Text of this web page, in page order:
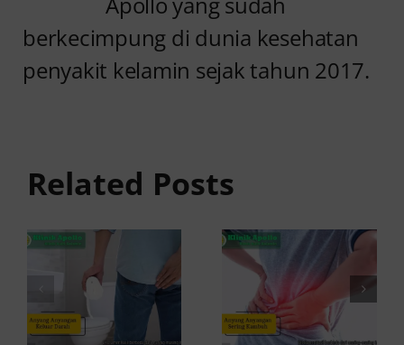
berkecimpung di dunia kesehatan
penyakit kelamin sejak tahun 2017.
Related Posts
Anyang
Darah:
Penyebab
dan Kapan
ke Dokter
Kambuh
dan Cara
Atasinya